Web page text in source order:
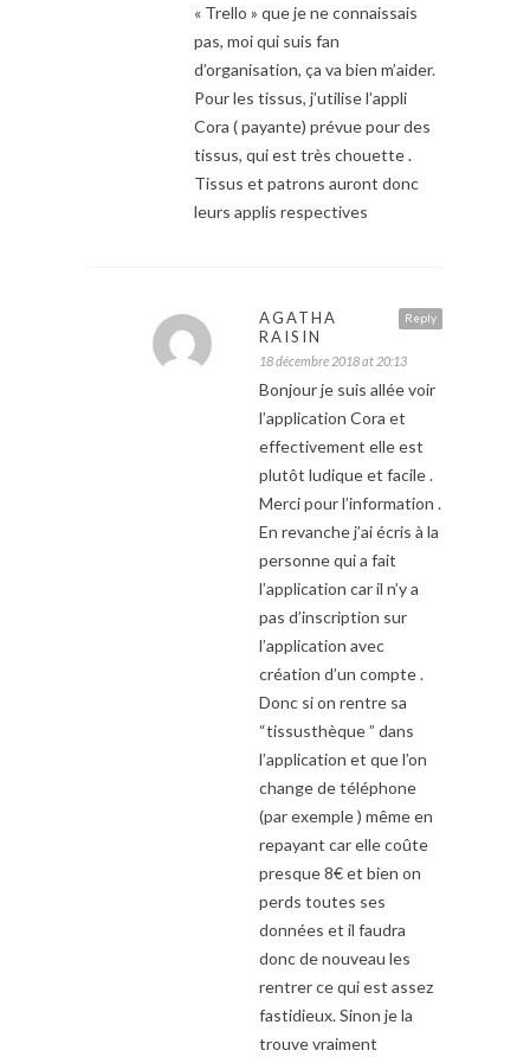
« Trello » que je ne connaissais
pas, moi qui suis fan
d’organisation, ça va bien m’aider.
Pour les tissus, j’utilise l’appli
Cora ( payante) prévue pour des
tissus, qui est très chouette .
Tissus et patrons auront donc
leurs applis respectives
Reply
AGATHA
RAISIN
18 décembre 2018 at 20:13
Bonjour je suis allée voir
l’application Cora et
effectivement elle est
plutôt ludique et facile .
Merci pour l’information .
En revanche j’ai écris à la
personne qui a fait
l’application car il n’y a
pas d’inscription sur
l’application avec
création d’un compte .
Donc si on rentre sa
“tissusthèque ” dans
l’application et que l’on
change de téléphone
(par exemple ) même en
repayant car elle coûte
presque 8€ et bien on
perds toutes ses
données et il faudra
donc de nouveau les
rentrer ce qui est assez
fastidieux. Sinon je la
trouve vraiment